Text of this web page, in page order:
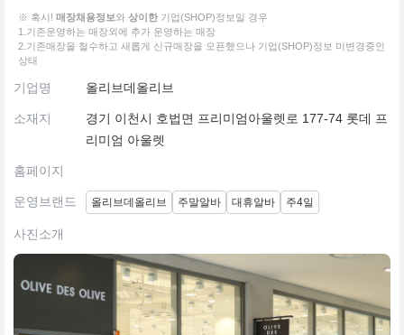
※ 혹시! 매장채용정보와 상이한 기업(SHOP)정보일 경우
1.기존운영하는 매장외에 추가 운영하는 매장
2.기존매장을 철수하고 새롭게 신규매장을 오픈했으나 기업(SHOP)정보 미변경중인
상태
기업명 올리브데올리브
소재지
경기 이천시 호법면 프리미엄아울렛로 177-74 롯데 프
리미엄 아울렛
홈페이지
운영브랜드 올리브데올리브 주말알바 대휴알바 주4일
사진소개